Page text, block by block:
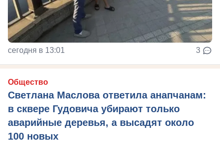
сегодня в 13:01 3
Общество
Светлана Маслова ответила анапчанам:
в сквере Гудовича убирают только
аварийные деревья, а высадят около
100 новых